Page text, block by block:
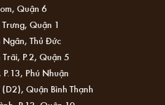
Quận 6
Quận 1
Ngân, Thủ Đức
P.2, Quận 5
Phú Nhuận
Quận Bình Thạnh